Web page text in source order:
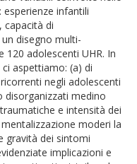
infantili
di
disegno multi-
adolescenti UHR. In
aspettiamo: (a) di
negli adolescenti
disorganizzati medino
e intensità dei
moderi la
gravità dei sintomi
implicazioni e